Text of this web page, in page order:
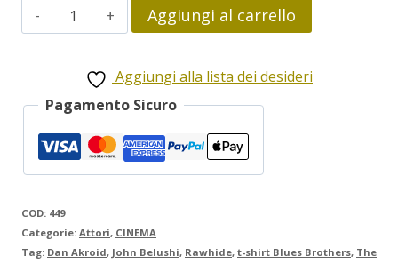
the
Blues
Brothers
Aggiungi al carrello
Aggiungi alla lista dei desideri
Pagamento Sicuro
COD: 449
Categorie: Attori, CINEMA
Tag: Dan Akroid, John Belushi, Rawhide, t-shirt Blues Brothers, The